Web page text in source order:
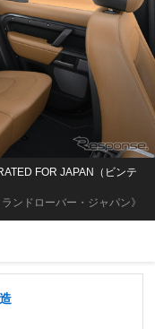
ンドローバー・ジャパン》
FOR JAPAN（ビンテ